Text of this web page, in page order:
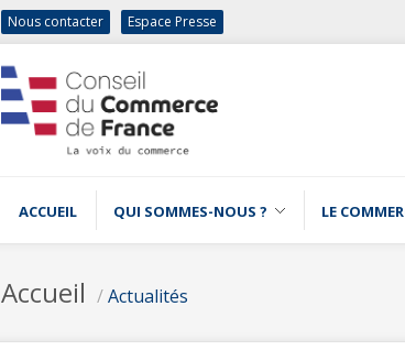
Nous contacter Espace Presse
ACCUEIL QUI SOMMES-NOUS ? LE
Accueil /Actualités